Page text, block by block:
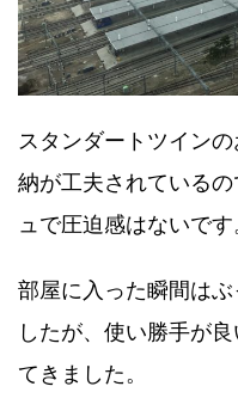
スタンダートツイン
納が工夫されている
ュで圧迫感はないです
部屋に入った瞬間は
したが、使い勝手が
てきました。